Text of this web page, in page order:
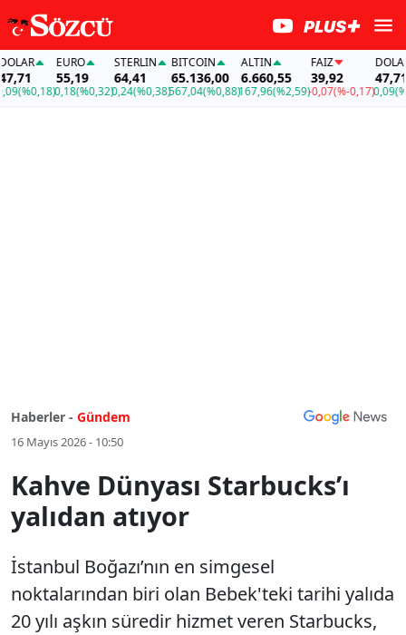
(%0,18)
EURO
55,19
0,18(%0,32)
STERLIN
64,41
0,24(%0,38)
BITCOIN
65.136,00
567,04(%0,88)
ALTIN
6.660,55
167,96(%2,59)
FAİZ
39,92
-0,07(%-0,17)
DOLAR
47,71
0,09
Haberler - Gündem
16 Mayıs 2026 - 10:50
Kahve Dünyası Starbucks’ı
yalıdan atıyor
İstanbul Boğazı’nın en simgesel
noktalarından biri olan Bebek'teki tarihi yalıda
20 yılı aşkın süredir hizmet veren Starbucks,